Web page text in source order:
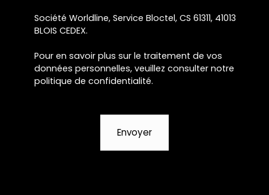
Société Worldline, Service Bloctel, CS 61311, 41013
BLOIS CEDEX.
Pour en savoir plus sur le traitement de vos
données personnelles, veuillez consulter notre
politique de confidentialité.
Envoyer